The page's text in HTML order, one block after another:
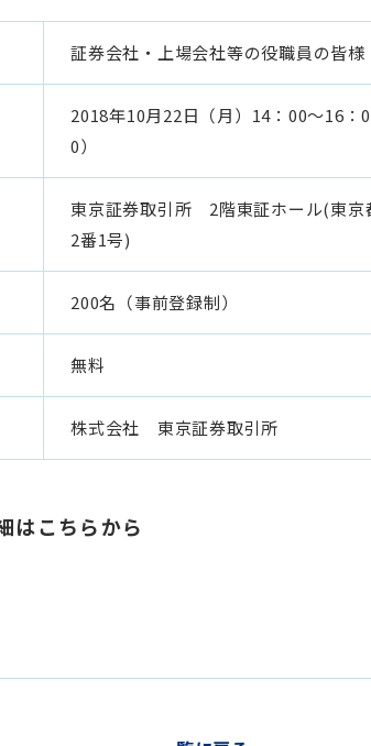
証券会社・上場会社等の役職員の皆様
2018年10月22日（月）14：00～16：
0）
東京証券取引所 2階東証ホール(東京
2番1号)
200名（事前登録制）
無料
株式会社 東京証券取引所
はこちらから